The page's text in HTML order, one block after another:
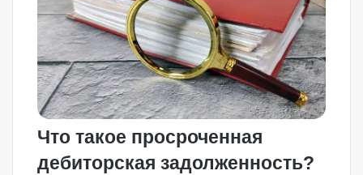
Что такое просроченная
дебиторская задолженность?